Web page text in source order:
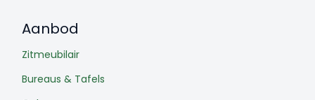
Aanbod
Zitmeubilair
Bureaus & Tafels